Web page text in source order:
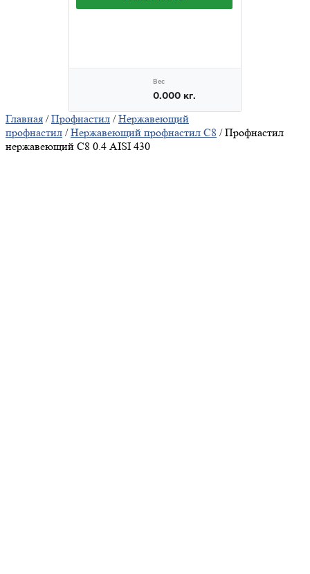
Главная /Профнастил /Нержавеющий
профнастил /Нержавеющий профнастил С8 / Профнастил
нержавеющий С8 0.4 AISI 430